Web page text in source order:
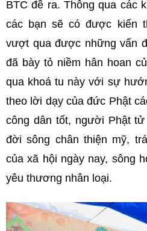
BTC đề ra. Thông qua các
các bạn sẽ có được kiến
vượt qua được những vấn
đã bày tỏ niềm hân hoan
qua khoá tu này với sự
theo lời dạy của đức Phật
công dân tốt, người Phật
đời sông chân thiện mỹ,
của xã hội ngày nay, sông
yêu thương nhân loại.